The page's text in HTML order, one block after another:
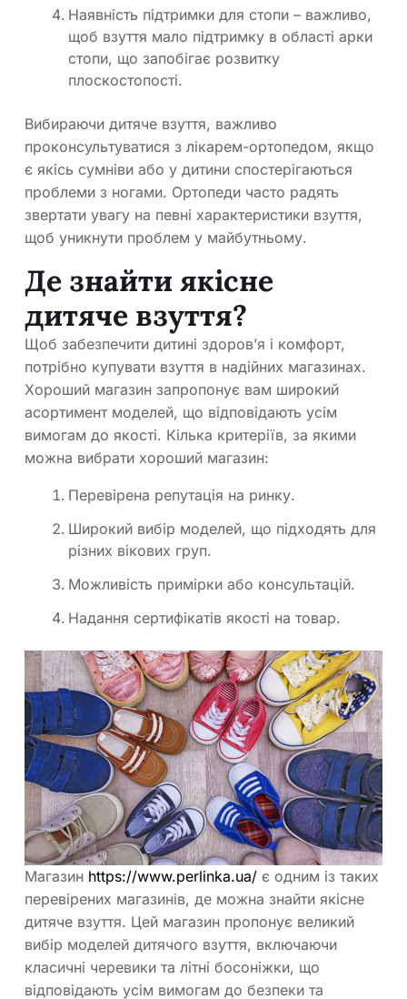
Наявність підтримки для стопи – важливо,
щоб взуття мало підтримку в області арки
стопи, що запобігає розвитку
плоскостопості.
Вибираючи дитяче взуття, важливо
проконсультуватися з лікарем-ортопедом, якщо
є якісь сумніви або у дитини спостерігаються
проблеми з ногами. Ортопеди часто радять
звертати увагу на певні характеристики взуття,
щоб уникнути проблем у майбутньому.
Де знайти якісне
дитяче взуття?
Щоб забезпечити дитині здоров’я і комфорт,
потрібно купувати взуття в надійних магазинах.
Хороший магазин запропонує вам широкий
асортимент моделей, що відповідають усім
вимогам до якості. Кілька критеріїв, за якими
можна вибрати хороший магазин:
Перевірена репутація на ринку.
Широкий вибір моделей, що підходять для
різних вікових груп.
Можливість примірки або консультацій.
Надання сертифікатів якості на товар.
Магазин https://www.perlinka.ua/ є одним із таких
перевірених магазинів, де можна знайти якісне
дитяче взуття. Цей магазин пропонує великий
вибір моделей дитячого взуття, включаючи
класичні черевики та літні босоніжки, що
відповідають усім вимогам до безпеки та